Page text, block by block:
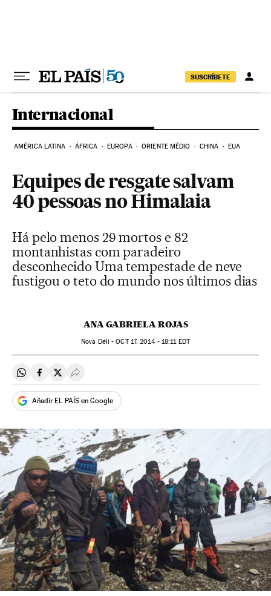
SUSCRÍBETE
Internacional
AMÉRICA LATINA ÁFRICA EUROPA ORIENTE MÉDIO CHINA EUA
Equipes de resgate salvam
40 pessoas no Himalaia
Há pelo menos 29 mortos e 82
montanhistas com paradeiro
desconhecido Uma tempestade de neve
fustigou o teto do mundo nos últimos dias
ANA GABRIELA ROJAS
Nova Déli -OCT17, 2014 - 18:11EDT
Compartir en Whatsapp
Compartir en Facebook
Compartir en Twitter
Desplegar Redes Sociales
Añadir EL PAÍS en Google